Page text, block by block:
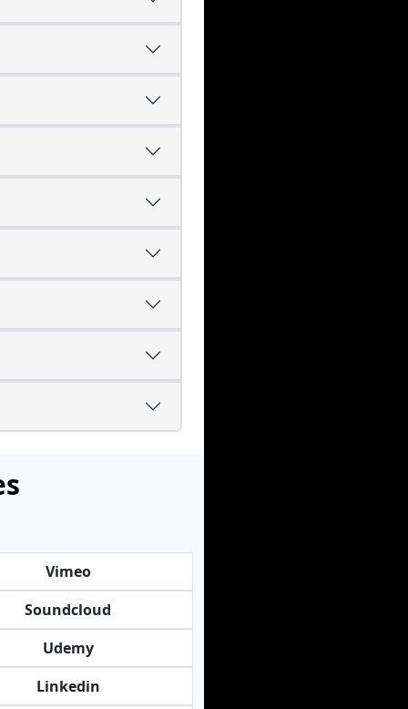
Vimeo
Soundcloud
Udemy
Linkedin